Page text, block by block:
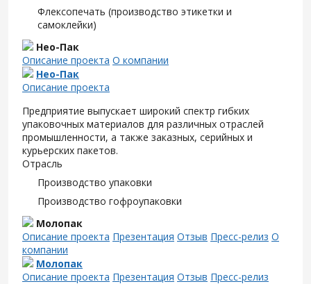
Флексопечать (производство этикетки и
самоклейки)
Нео-Пак
Описание проекта О компании
Нео-Пак
Описание проекта
Предприятие выпускает широкий спектр гибких
упаковочных материалов для различных отраслей
промышленности, а также заказных, серийных и
курьерских пакетов.
Отрасль
Производство упаковки
Производство гофроупаковки
Молопак
Описание проекта Презентация Отзыв Пресс-релиз О
компании
Молопак
Описание проекта Презентация Отзыв Пресс-релиз